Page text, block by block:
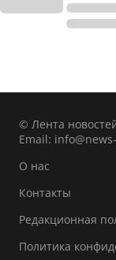
© Лента
Email:
О нас
Контакты
Редакционная
Политика